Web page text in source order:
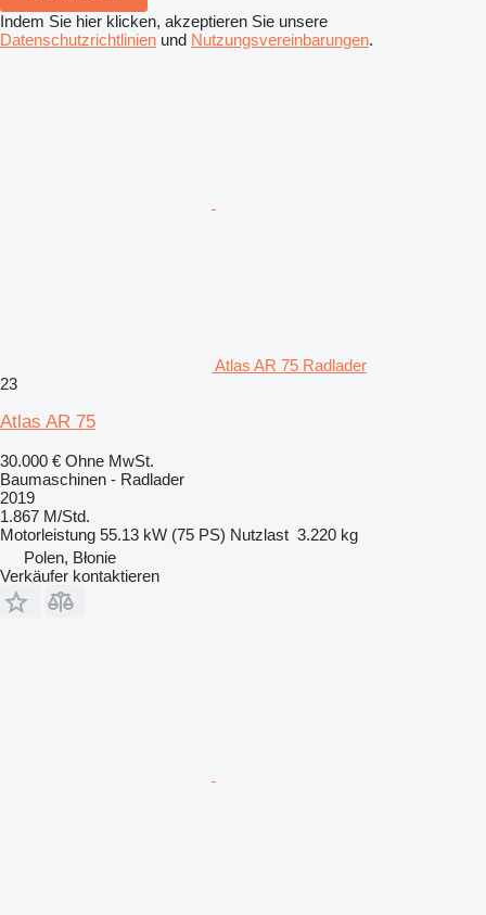
Indem Sie hier klicken, akzeptieren Sie unsere
Datenschutzrichtlinien und Nutzungsvereinbarungen.
Atlas AR 75 Radlader
23
Atlas AR 75
30.000 € Ohne MwSt.
Baumaschinen - Radlader
2019
1.867 M/Std.
Motorleistung 55.13 kW (75 PS) Nutzlast 3.220 kg
Polen, Błonie
Verkäufer kontaktieren